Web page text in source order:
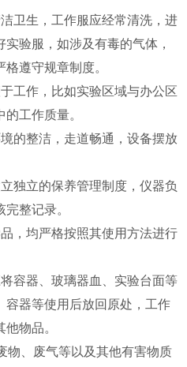
卫生，工作服应经常清洗，进
验服，如涉及有毒的气体，
遵守规章制度。
工作，比如实验区域与办公区
工作质量。
的整洁，走道畅通，设备摆放
独立的保养管理制度，仪器负
整记录。
，均严格按照其使用方法进行
容器、玻璃器血、实验台面等
容器等使用后放回原处，工作
物品。
物、废气等以及其他有害物质